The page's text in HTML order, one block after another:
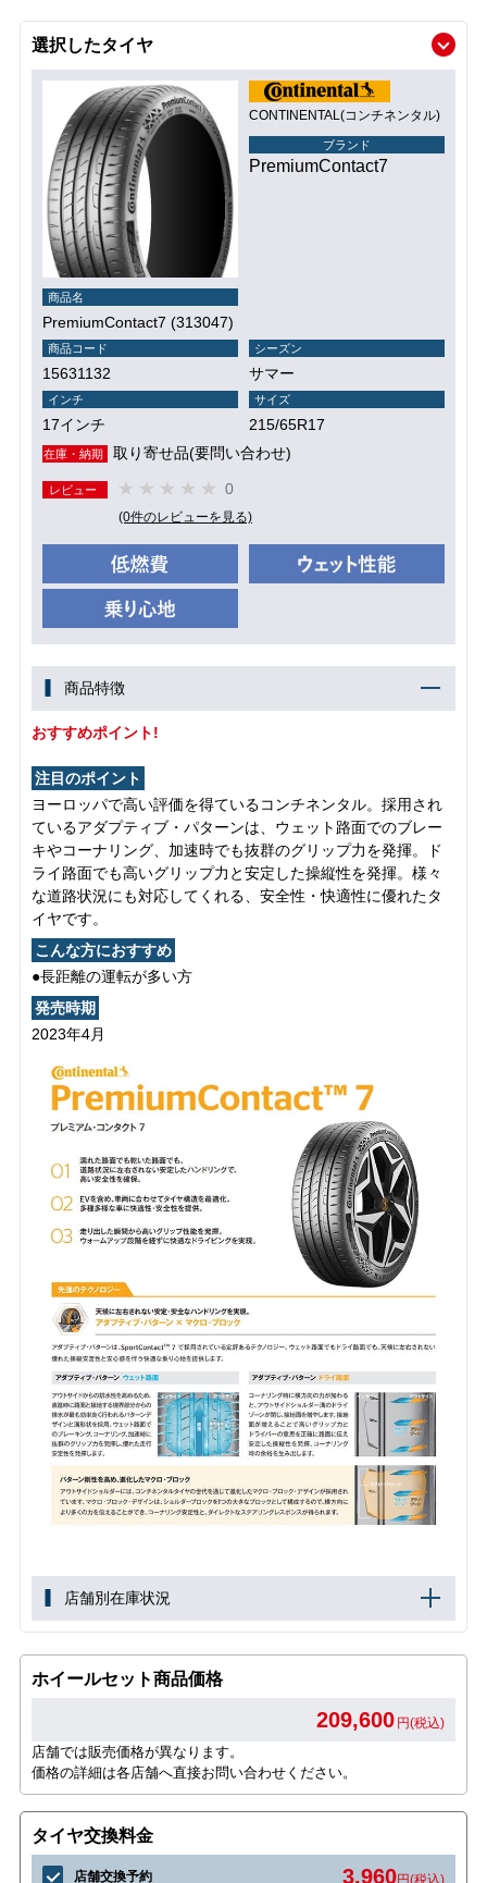
選択したタイヤ
CONTINENTAL(コンチネンタル)
ブランド
PremiumContact7
商品名
PremiumContact7 (313047)
商品コード
15631132
シーズン
サマー
インチ
17インチ
サイズ
215/65R17
在庫・納期 取り寄せ品(要問い合わせ)
レビュー 0
(0件のレビューを見る)
商品特徴
おすすめポイント!
注目のポイント
ヨーロッパで高い評価を得ているコンチネンタル。採用され
ているアダプティブ・パターンは、ウェット路面でのブレー
キやコーナリング、加速時でも抜群のグリップ力を発揮。ド
ライ路面でも高いグリップ力と安定した操縦性を発揮。様々
な道路状況にも対応してくれる、安全性・快適性に優れたタ
イヤです。
こんな方におすすめ
●長距離の運転が多い方
発売時期
2023年4月
店舗別在庫状況
ホイールセット商品価格
209,600 円(税込)
店舗では販売価格が異なります。
価格の詳細は各店舗へ直接お問い合わせください。
タイヤ交換料金
店舗交換予約 3,960円(税込)